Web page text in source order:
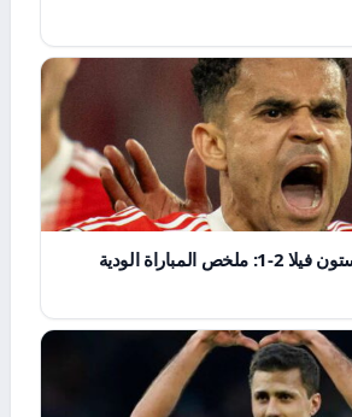
بايرن ميونخ يهزم أستون فيلا 2-1: ملخص المباراة الودية